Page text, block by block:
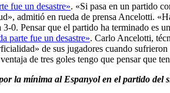
fue un desastre». «Si pasa en un partido
admitió en rueda de prensa Ancelotti.
0. Pensar que el partido ha terminado es
parte fue un desastre». Carlo Ancelotti,
de sus jugadores cuando
de tres goles tengo que pensar que
la mínima al Espanyol en el partido del